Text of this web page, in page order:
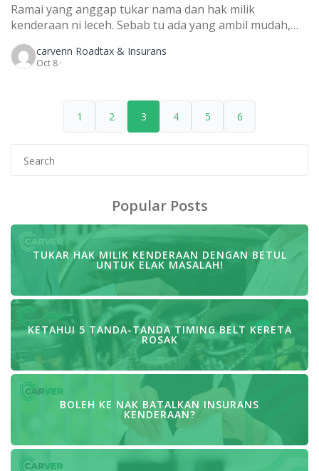
Ramai yang anggap tukar nama dan hak milik
kenderaan ni leceh. Sebab tu ada yang ambil mudah,
jual kereta tanpa tukar nama hak milik kenderaan.
Biasanya, dipanggil kereta sambung bayar. Tukar
nama dan hak milik ni sangat penting ya! Kalau apa-apa
tak bayar bulan-bulan kepada bank ke […]
carverin Roadtax & Insurans
Oct 8 ·
1 2 3 4 5 6
for:
Popular Posts
TUKAR HAK MILIK KENDERAAN DENGAN BETUL
UNTUK ELAK MASALAH!
KETAHUI 5 TANDA-TANDA TIMING BELT KERETA
ROSAK
BOLEH KE NAK BATALKAN INSURANS
KENDERAAN?